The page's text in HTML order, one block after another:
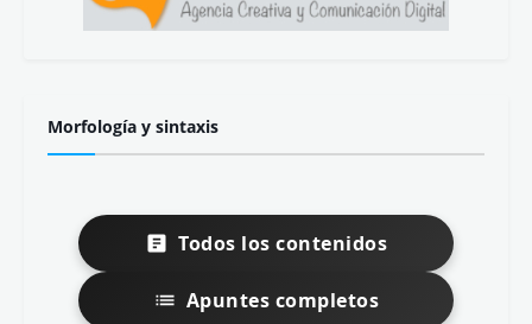
Morfología y sintaxis
Todos los contenidos
Apuntes completos